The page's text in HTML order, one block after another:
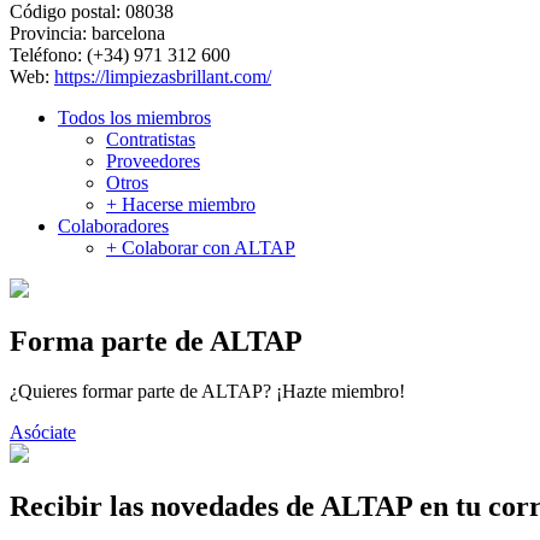
Código postal: 08038
Provincia: barcelona
Teléfono: (+34) 971 312 600
Web: https://limpiezasbrillant.com/
Todos los miembros
Contratistas
Proveedores
Otros
+ Hacerse miembro
Colaboradores
+ Colaborar con ALTAP
Forma parte de ALTAP
¿Quieres formar parte de ALTAP? ¡Hazte miembro!
Asóciate
Recibir las novedades de ALTAP en tu